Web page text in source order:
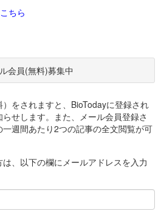
ちら
会員(無料)募集中
をされますと、BioTodayに登録され
せします。また、メール会員登録さ
週間あたり2つの記事の全文閲覧が可
、以下の欄にメールアドレスを入力